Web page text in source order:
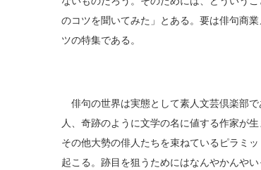
のコツを聞いてみた」とある。要は俳句商
ツの特集である。
俳句の世界は実態として素人文芸倶楽部
人、奇跡のように文学の名に値する作家が
その他大勢の俳人たちを束ねているピラミ
起こる。跡目を狙うためにはなんやかんや